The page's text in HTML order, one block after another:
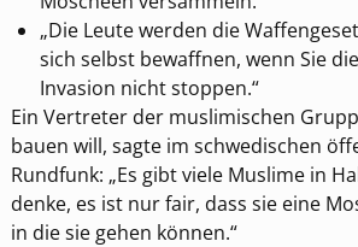
„Die Leute werden die
sich selbst bewaffnen, wenn Sie
Invasion nicht stoppen.“
Ein Vertreter der muslimischen
bauen will, sagte im schwedischen
Rundfunk: „Es gibt viele Muslime in
denke, es ist nur fair, dass sie eine
in die sie gehen können.“